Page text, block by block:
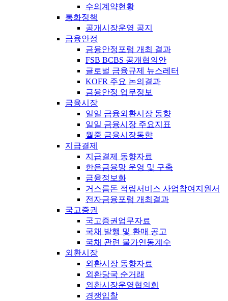
수의계약현황
통화정책
공개시장운영 공지
금융안정
금융안정포럼 개최 결과
FSB BCBS 공개협의안
글로벌 금융규제 뉴스레터
KOFR 주요 논의결과
금융안정 업무정보
금융시장
일일 금융외환시장 동향
일일 금융시장 주요지표
월중 금융시장동향
지급결제
지급결제 동향자료
한은금융망 운영 및 구축
금융정보화
거스름돈 적립서비스 사업참여지원서
전자금융포럼 개최결과
국고증권
국고증권업무자료
국채 발행 및 환매 공고
국채 관련 물가연동계수
외환시장
외환시장 동향자료
외환당국 순거래
외환시장운영협의회
경쟁입찰